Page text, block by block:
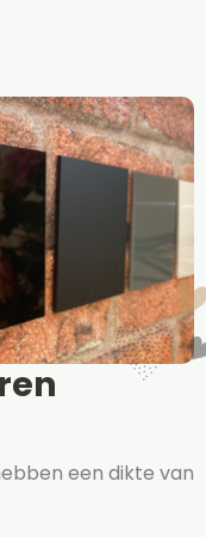
een dikte van